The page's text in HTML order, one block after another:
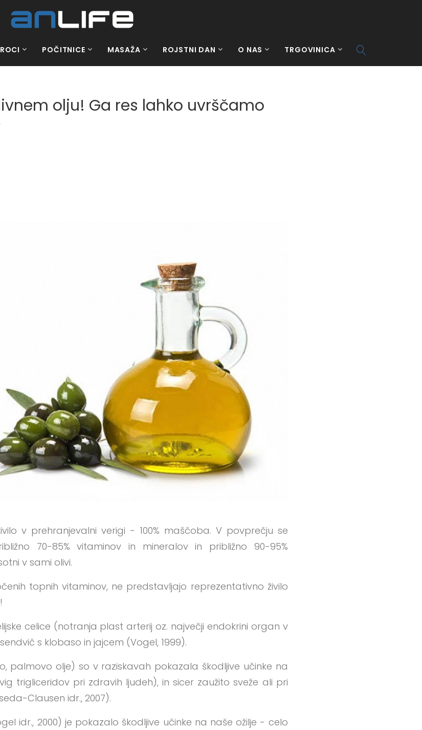
POČITNICE MASAŽA ROJSTNI DAN O NAS TRGOVINICA
olju! Ga res lahko uvrščamo
v prehranjevalni verigi - 100% maščoba. V povprečju se
70-85% vitaminov in mineralov in približno 90-95%
v sami olivi.
topnih vitaminov, ne predstavljajo reprezentativno živilo
celice (notranja plast arterij oz. največji endokrini organ v
s klobaso in jajcem (Vogel, 1999).
palmovo olje) so v raziskavah pokazala škodljive učinke na
trigliceridov pri zdravih ljudeh), in sicer zaužito sveže ali pri
Clausen idr., 2007).
idr., 2000) je pokazalo škodljive učinke na naše ožilje - celo